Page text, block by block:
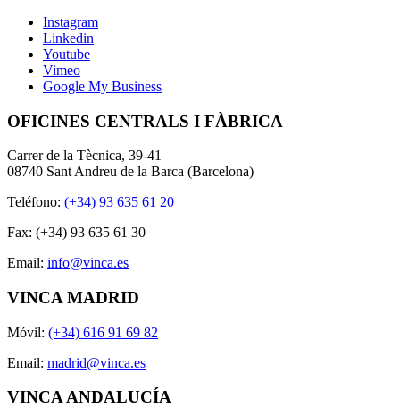
Instagram
Linkedin
Youtube
Vimeo
Google My Business
OFICINES CENTRALS I FÀBRICA
Carrer de la Tècnica, 39-41
08740 Sant Andreu de la Barca (Barcelona)
Teléfono: (+34) 93 635 61 20
Fax: (+34) 93 635 61 30
Email: info@vinca.es
VINCA MADRID
Móvil: (+34) 616 91 69 82
Email: madrid@vinca.es
VINCA ANDALUCÍA